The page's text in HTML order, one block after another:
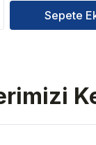
Sepete